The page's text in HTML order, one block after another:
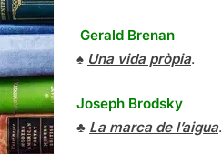
Gerald Brenan
♠ Una vida pròpia.
Joseph Brodsky
♣ La marca de l’aigua.